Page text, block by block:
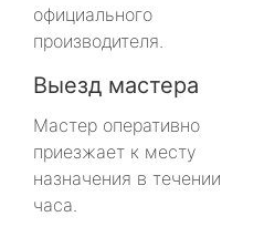
официального
производителя.
Выезд мастера
Мастер оперативно
приезжает к месту
назначения в течении
часа.